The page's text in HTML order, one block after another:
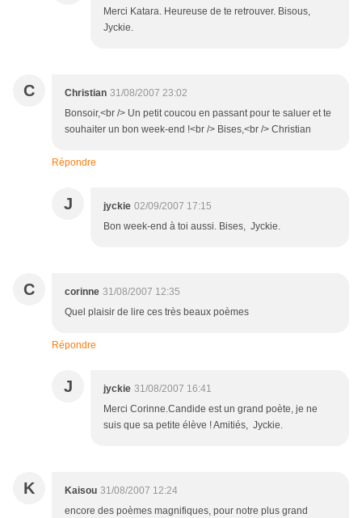
Merci Katara. Heureuse de te retrouver. Bisous,
Jyckie.
C Christian 31/08/2007 23:02
Bonsoir,<br /> Un petit coucou en passant pour te saluer et te
souhaiter un bon week-end !<br /> Bises,<br /> Christian
Répondre
J jyckie 02/09/2007 17:15
Bon week-end à toi aussi. Bises, Jyckie.
C corinne 31/08/2007 12:35
Quel plaisir de lire ces très beaux poèmes
Répondre
J jyckie 31/08/2007 16:41
Merci Corinne.Candide est un grand poète, je ne
suis que sa petite élève ! Amitiés, Jyckie.
K Kaisou 31/08/2007 12:24
encore des poèmes magnifiques, pour notre plus grand